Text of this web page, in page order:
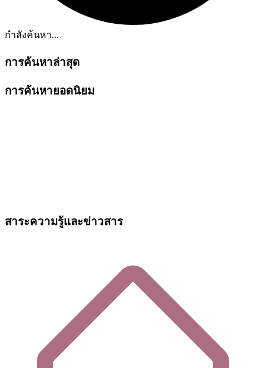
กำลังค้นหา...
การค้นหาล่าสุด
การค้นหายอดนิยม
สาระความรู้และข่าวสาร